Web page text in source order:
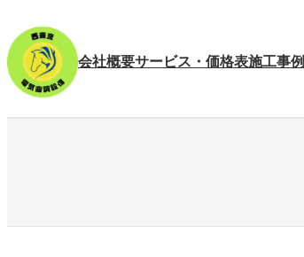
容
を
ス
キ
会社概要サービス・価格表施工事例